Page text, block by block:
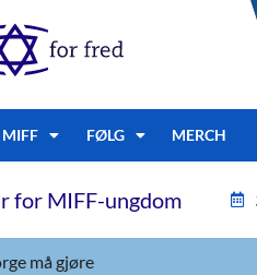
FØLG MERCH
for MIFF-ungdom
må gjøre